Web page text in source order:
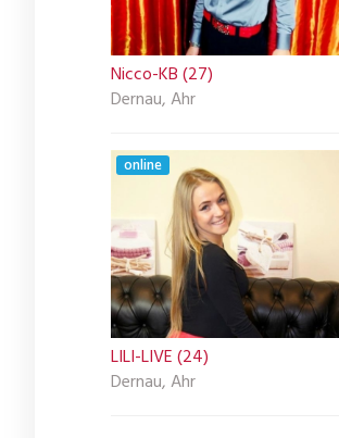
Nicco-KB (27)
Dernau, Ahr
online
LILI-LIVE (24)
Dernau, Ahr